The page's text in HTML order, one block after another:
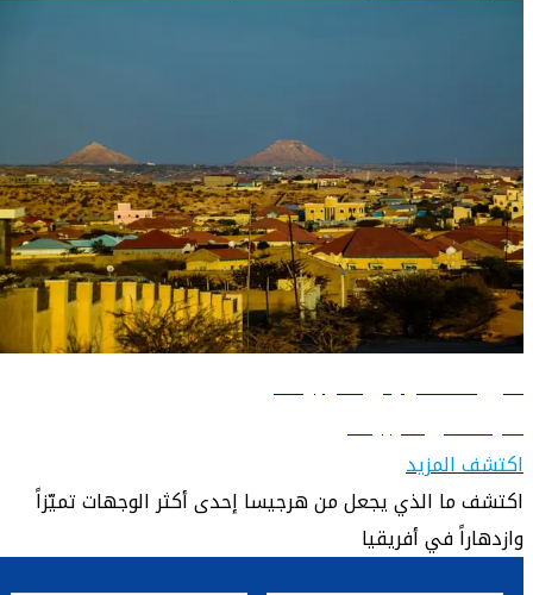
دليل السفر إلى هرجيسا
تعرّف على هرجيسا
اكتشف المزيد
اكتشف ما الذي يجعل من هرجيسا إحدى أكثر الوجهات تميّزاً
وازدهاراً في أفريقيا